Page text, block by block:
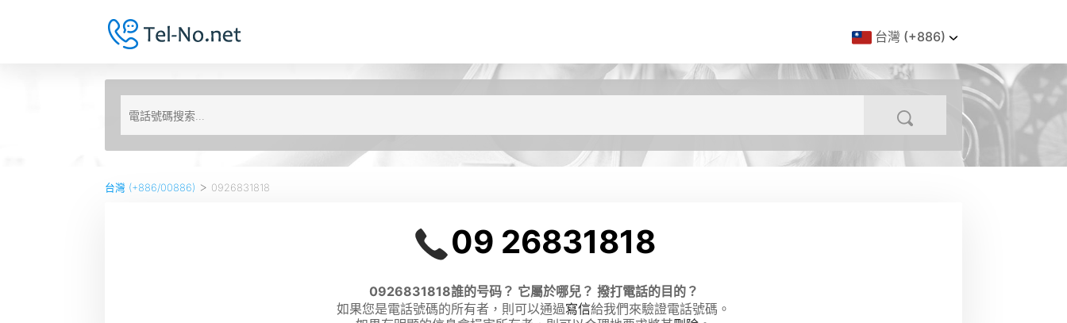
台灣 (+886)
台灣 (+886/00886) > 0926831818
09 26831818
0926831818誰的号码？ 它屬於哪兒？ 撥打電話的目的？
如果您是電話號碼的所有者，則可以通過寫信給我們來驗證電話號碼。